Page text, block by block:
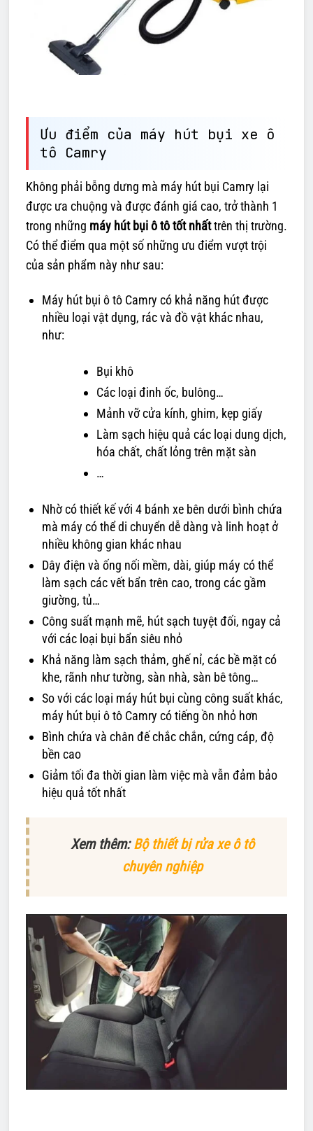
Ưu điểm của máy hút bụi xe ô
tô Camry
Không phải bỗng dưng mà máy hút bụi Camry lại
được ưa chuộng và được đánh giá cao, trở thành 1
trong những máy hút bụi ô tô tốt nhấttrên thị trường.
Có thể điểm qua một số những ưu điểm vượt trội
của sản phẩm này như sau:
Máy hút bụi ô tô Camry có khả năng hút được
nhiều loại vật dụng, rác và đồ vật khác nhau,
như:
Bụi khô
Các loại đinh ốc, bulông…
Mảnh vỡ cửa kính, ghim, kẹp giấy
Làm sạch hiệu quả các loại dung dịch,
hóa chất, chất lỏng trên mặt sàn
…
Nhờ có thiết kế với 4 bánh xe bên dưới bình chứa
mà máy có thể di chuyển dễ dàng và linh hoạt ở
nhiều không gian khác nhau
Dây điện và ống nối mềm, dài, giúp máy có thể
làm sạch các vết bẩn trên cao, trong các gầm
giường, tủ…
Công suất mạnh mẽ, hút sạch tuyệt đối, ngay cả
với các loại bụi bẩn siêu nhỏ
Khả năng làm sạch thảm, ghế nỉ, các bề mặt có
khe, rãnh như tường, sàn nhà, sàn bê tông…
So với các loại máy hút bụi cùng công suất khác,
máy hút bụi ô tô Camry có tiếng ồn nhỏ hơn
Bình chứa và chân đế chắc chắn, cứng cáp, độ
bền cao
Giảm tối đa thời gian làm việc mà vẫn đảm bảo
hiệu quả tốt nhất
Xem thêm:Bộ thiết bị rửa xe ô tô
chuyên nghiệp